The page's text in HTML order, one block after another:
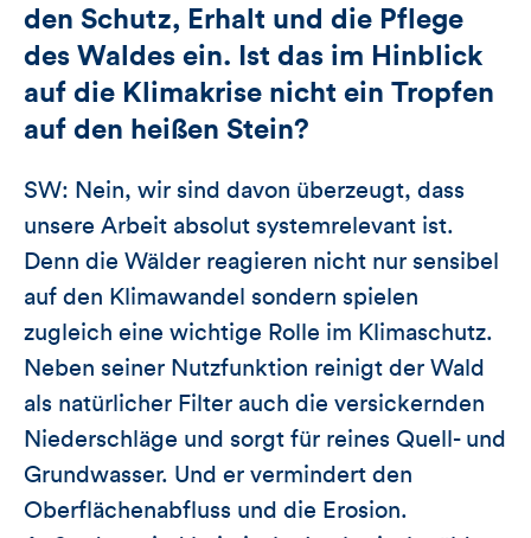
den Schutz, Erhalt und die Pflege
des Waldes ein. Ist das im Hinblick
auf die Klimakrise nicht ein Tropfen
auf den heißen Stein?
SW: Nein, wir sind davon überzeugt, dass
unsere Arbeit absolut systemrelevant ist.
Denn die Wälder reagieren nicht nur sensibel
auf den Klimawandel sondern spielen
zugleich eine wichtige Rolle im Klimaschutz.
Neben seiner Nutzfunktion reinigt der Wald
als natürlicher Filter auch die versickernden
Niederschläge und sorgt für reines Quell- und
Grundwasser. Und er vermindert den
Oberflächenabfluss und die Erosion.